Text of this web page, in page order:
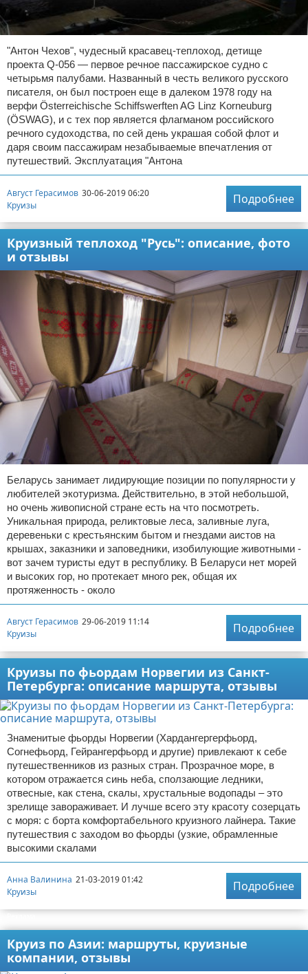
Авиаперелеты
Отели
Полезное для туристов
Отдых на природе
Аренда автомобилей
Документы и визы
Билеты
Планирование отдыха
Пляжный отдых
Турагенства
Экстримальный отдых
Разное про отдых
Отказ от ответственности
"Антон Чехов", чудесный красавец-теплоход, детище
проекта Q-056 — первое речное пассажирское судно с
четырьмя палубами. Названный в честь великого русского
писателя, он был построен еще в далеком 1978 году на
верфи Österreichische Schiffswerften AG Linz Korneuburg
(ÖSWAG), и с тех пор является флагманом российского
речного судоходства, по сей день украшая собой флот и
даря своим пассажирам незабываемые впечатления от
путешествий. Эксплуатация "Антона
Август Герасимов 30-06-2019 06:20
Круизы
Подробнее
Круизный теплоход "Русь": описание, фото
и отзывы
Беларусь занимает лидирующие позиции по популярности у
любителей экотуризма. Действительно, в этой небольшой,
но очень живописной стране есть на что посмотреть.
Уникальная природа, реликтовые леса, заливные луга,
деревеньки с крестьянским бытом и гнездами аистов на
крышах, заказники и заповедники, изобилующие животными -
вот зачем туристы едут в республику. В Беларуси нет морей
и высоких гор, но протекает много рек, общая их
протяженность - около
Август Герасимов 29-06-2019 11:14
Круизы
Подробнее
Круизы по фьордам Норвегии из Санкт-
Петербурга: описание маршрута, отзывы
Знаменитые фьорды Норвегии (Хардангергерфьорд,
Согнефьорд, Гейрангерфьорд и другие) привлекают к себе
путешественников из разных стран. Прозрачное море, в
котором отражается синь неба, сползающие ледники,
отвесные, как стена, скалы, хрустальные водопады – это
зрелище завораживает. И лучше всего эту красоту созерцать
с моря: с борта комфортабельного круизного лайнера. Такие
путешествия с заходом во фьорды (узкие, обрамленные
высокими скалами
Анна Валинина 21-03-2019 01:42
Круизы
Подробнее
Круиз по Азии: маршруты, круизные
компании, отзывы